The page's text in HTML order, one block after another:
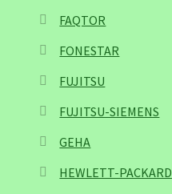
FAQTOR
FONESTAR
FUJITSU
FUJITSU-SIEMENS
GEHA
HEWLETT-PACKARD